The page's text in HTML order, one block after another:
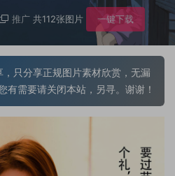
推广 共112张图片 一键下载
只分享正规图片素材欣赏，无漏
有需要请关闭本站，另寻。谢谢！